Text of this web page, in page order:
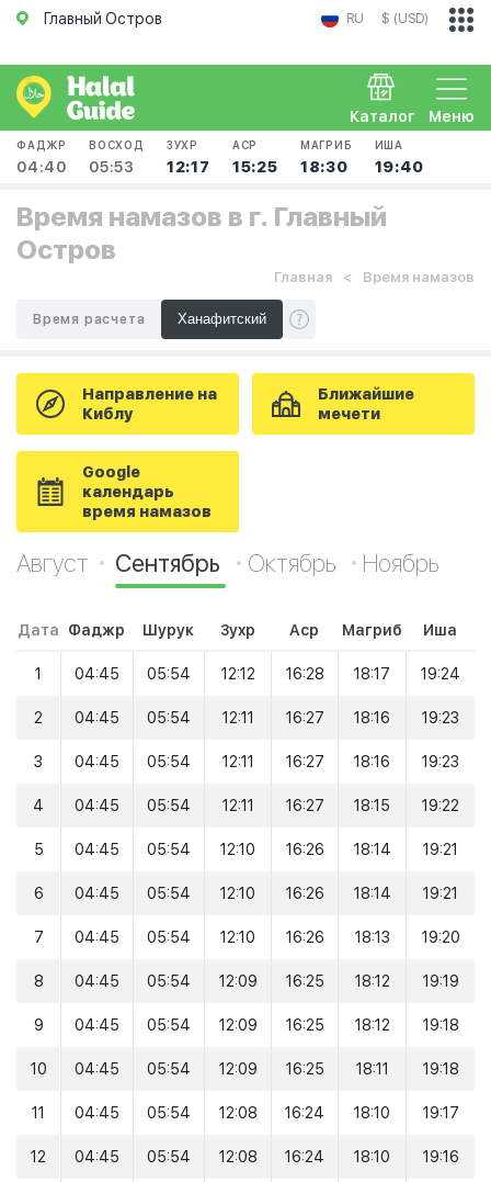
Главный Остров RU $ (USD)
Меню
Каталог
ФАДЖР
04:40
ВОСХОД
05:53
ЗУХР
12:17
АСР
15:25
МАГРИБ
18:30
ИША
19:40
Время намазов в г. Главный
Остров
Главная Время намазов
Время расчета
Направление на
Киблу
Ближайшие
мечети
Google
календарь
время намазов
Август Сентябрь Октябрь Ноябрь
Дата Фаджр Шурук Зухр Аср Магриб Иша
1 04:45 05:54 12:12 16:28 18:17 19:24
2 04:45 05:54 12:11 16:27 18:16 19:23
3 04:45 05:54 12:11 16:27 18:16 19:23
4 04:45 05:54 12:11 16:27 18:15 19:22
5 04:45 05:54 12:10 16:26 18:14 19:21
6 04:45 05:54 12:10 16:26 18:14 19:21
7 04:45 05:54 12:10 16:26 18:13 19:20
8 04:45 05:54 12:09 16:25 18:12 19:19
9 04:45 05:54 12:09 16:25 18:12 19:18
10 04:45 05:54 12:09 16:25 18:11 19:18
11 04:45 05:54 12:08 16:24 18:10 19:17
12 04:45 05:54 12:08 16:24 18:10 19:16